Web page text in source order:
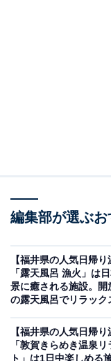
編集部が選ぶ
【福井県の人気日帰り
「露天風呂 漁火」は
景に癒される施設。開
の露天風呂でリラック
【福井県の人気日帰り
「敦賀きらめき温泉
ト」は1日中楽しめる